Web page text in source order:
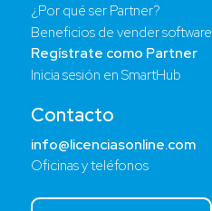
¿Por qué ser Partner?
Beneficios de vender software
Regístrate como Partner
Inicia sesión en SmartHub
Contacto
info@licenciasonline.com
Oficinas y teléfonos